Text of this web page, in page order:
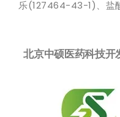
乐(127464-43-1)、盐
北京中硕医药科技开